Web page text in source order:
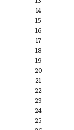
14
15
16
17
18
19
20
21
22
23
24
25